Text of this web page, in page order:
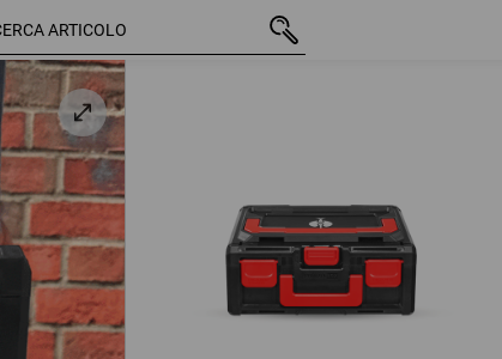
nero 16,96 €